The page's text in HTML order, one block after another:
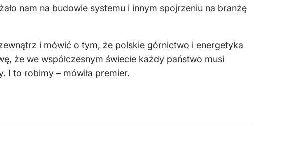
nam na budowie systemu i innym spojrzeniu na branżę
i mówić o tym, że polskie górnictwo i energetyka
że we współczesnym świecie każdy państwo musi
I to robimy – mówiła premier.